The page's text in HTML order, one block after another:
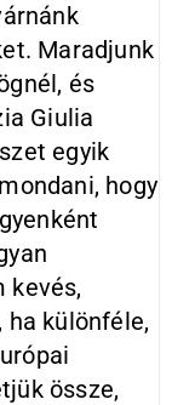
Maradjunk
és
Giulia
egyik
hogy
kevés,
ha különféle,
össze,